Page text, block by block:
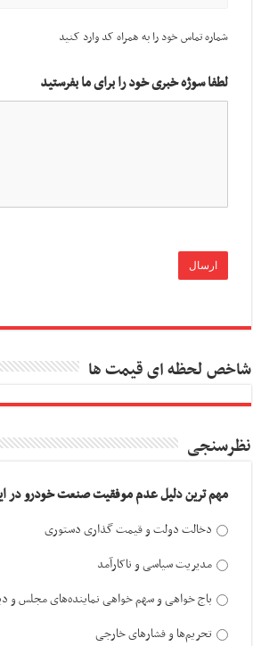
شماره تماس خود را به همراه کد وارد کنید
لطفا سوژه خبری خود را برای ما بفرستید
شاخص لحظه ای قیمت ها
نظرسنجی
مهم ترین دلیل عدم موفقیت صنعت خودرو در
دخالت دولت و قیمت گذاری دستوری
مدیریت سیاسی و ناکارآمد
باج خواهی و سهم خواهی نماینده‌های مجلس و
تحریم‌ها و فشارهای خارجی